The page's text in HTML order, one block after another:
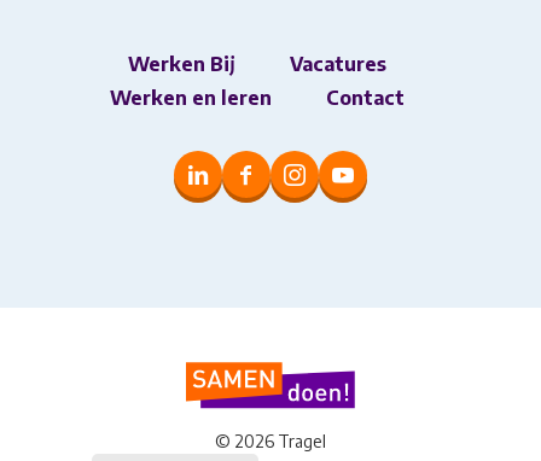
Werken Bij
Vacatures
Werken en leren
Contact
© 2026 Tragel